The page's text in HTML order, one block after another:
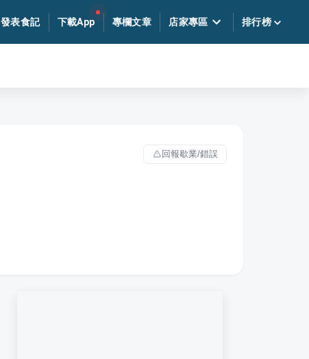
發表食記 下載App 專欄文章 店家專區 排行榜
回報歇業/錯誤